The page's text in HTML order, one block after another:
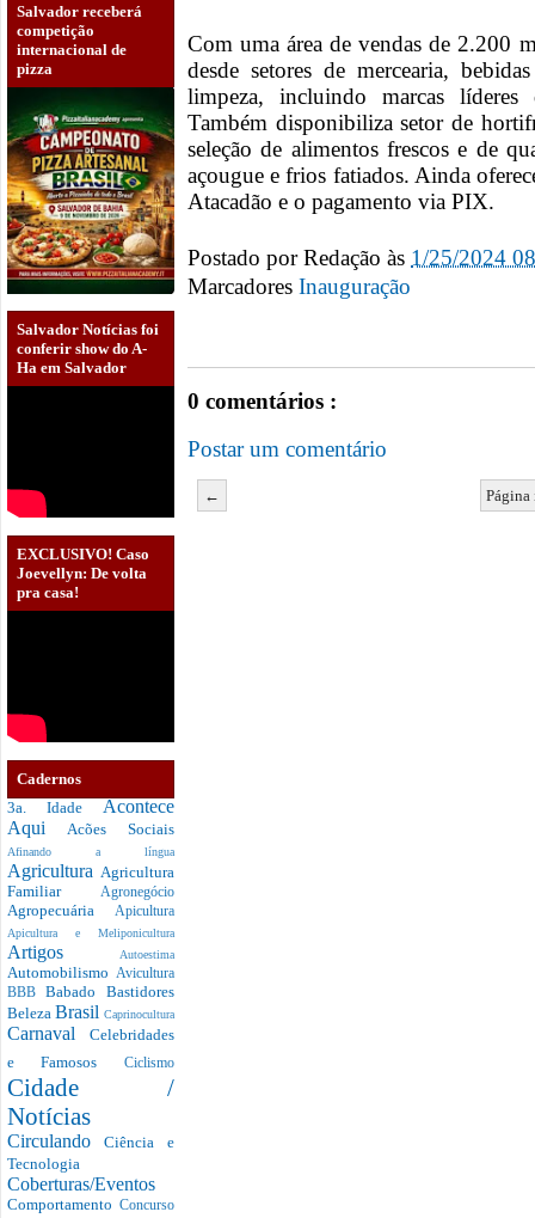
Salvador receberá
competição
internacional de
pizza
Salvador Notícias foi
conferir show do A-
Ha em Salvador
EXCLUSIVO! Caso
Joevellyn: De volta
pra casa!
Cadernos
3a. Idade Acontece
Aqui Acões Sociais
Afinando a língua
Agricultura Agricultura
Familiar Agronegócio
Agropecuária Apicultura
Apicultura e Meliponicultura
Artigos Autoestima
Automobilismo Avicultura
BBBBabado Bastidores
Beleza Brasil Caprinocultura
Carnaval Celebridades
e Famosos Ciclismo
Cidade /
Notícias
CirculandoCiência e
Tecnologia
Coberturas/Eventos
Comportamento Concurso
Com uma área de vendas de 2.200
desde setores de mercearia,
limpeza, incluindo marcas
Também disponibiliza setor de
seleção de alimentos frescos e de
açougue e frios fatiados. Ainda
Atacadão e o pagamento via PIX.
Postado porRedação às 1/25/2024
Marcadores Inauguração
0 comentários :
Postar um comentário
←